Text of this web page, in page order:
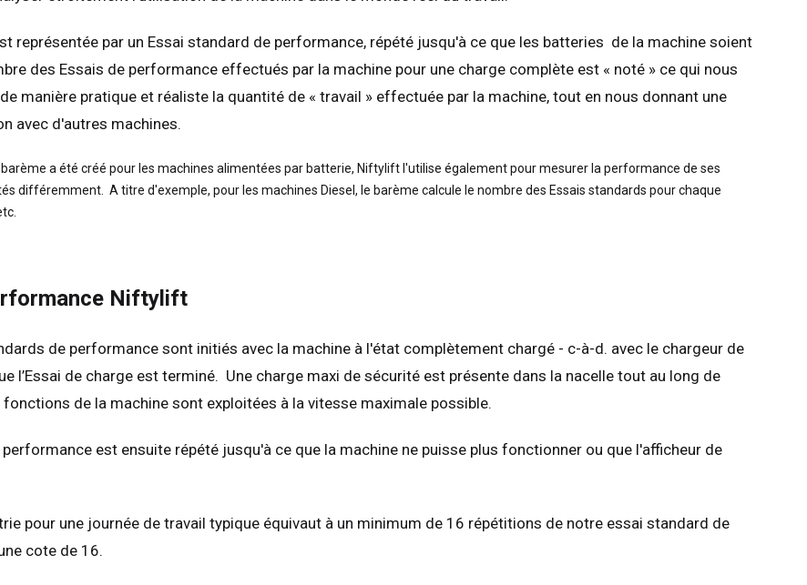
représentée par un Essai standard de performance, répété jusqu'à ce que les batteries de la machine soient
des Essais de performance effectués par la machine pour une charge complète est « noté » ce qui nous
manière pratique et réaliste la quantité de « travail » effectuée par la machine, tout en nous donnant une
avec d'autres machines.
a été créé pour les machines alimentées par batterie, Niftylift l'utilise également pour mesurer la performance de ses
différemment. A titre d'exemple, pour les machines Diesel, le barème calcule le nombre des Essais standards pour chaque
Niftylift
de performance sont initiés avec la machine à l'état complètement chargé - c-à-d. avec le chargeur de
l’Essai de charge est terminé. Une charge maxi de sécurité est présente dans la nacelle tout au long de
de la machine sont exploitées à la vitesse maximale possible.
performance est ensuite répété jusqu'à ce que la machine ne puisse plus fonctionner ou que l'afficheur de
pour une journée de travail typique équivaut à un minimum de 16 répétitions de notre essai standard de
cote de 16.